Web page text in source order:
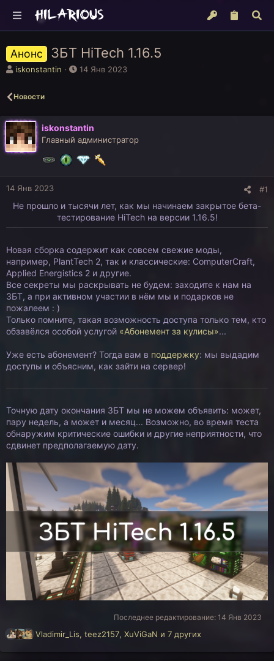
Анонс ЗБТ HiTech 1.16.5
А
о
т
е
м
ы
iskonstantin
Д
а
л
а
14 Янв 2023
Новости
iskonstantin
Главный администратор
14 Янв 2023 #1
Не прошло и тысячи лет, как мы начинаем закрытое бета-
тестирование HiTech на версии 1.16.5!​
Новая сборка содержит как совсем свежие моды,
например, PlantTech 2, так и классические: ComputerCraft,
Applied Energistics 2 и другие.
Все секреты мы раскрывать не будем: заходите к нам на
ЗБТ, а при активном участии в нём мы и подарков не
пожалеем : )
Только помните, такая возможность доступа только тем, кто
обзавёлся особой услугой «Абонемент за кулисы»...
Уже есть абонемент? Тогда вам в поддержку: мы выдадим
доступы и объясним, как зайти на сервер!
Точную дату окончания ЗБТ мы не можем объявить: может,
пару недель, а может и месяц... Возможно, во время теста
обнаружим критические ошибки и другие неприятности, что
сдвинет предполагаемую дату.
Последнее редактирование: 14 Янв 2023
Р
Vladimir_Lis, teez2157, XuViGaN и 7 других